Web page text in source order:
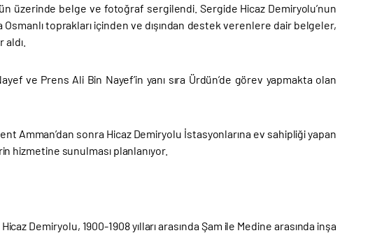
üzerinde belge ve fotoğraf sergilendi. Sergide Hicaz Demiryolu’nun
Osmanlı toprakları içinden ve dışından destek verenlere dair belgeler,
ve Prens Ali Bin Nayef’in yanı sıra Ürdün’de görev yapmakta olan
Amman’dan sonra Hicaz Demiryolu İstasyonlarına ev sahipliği yapan
hizmetine sunulması planlanıyor.
Demiryolu, 1900-1908 yılları arasında Şam ile Medine arasında inşa